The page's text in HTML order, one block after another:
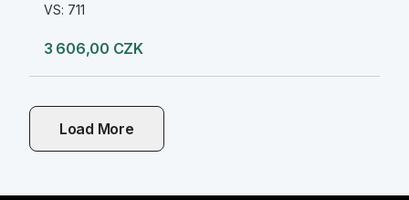
VS: 711
3 606,00 CZK
Load More